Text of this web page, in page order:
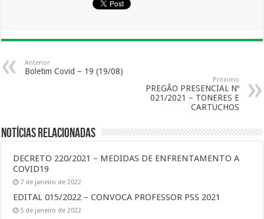
Anterior
Boletim Covid – 19 (19/08)
Próximo
PREGÃO PRESENCIAL Nº
021/2021 – TONERES E
CARTUCHOS
Notícias Relacionadas
DECRETO 220/2021 – MEDIDAS DE ENFRENTAMENTO A
COVID19
7 de janeiro de 2022
EDITAL 015/2022 – CONVOCA PROFESSOR PSS 2021
5 de janeiro de 2022